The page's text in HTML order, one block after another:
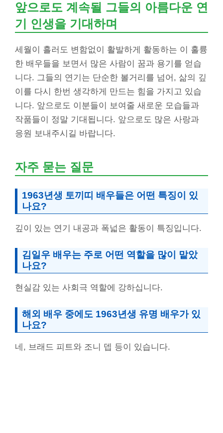
앞으로도 계속될 그들의 아름다운 연
기 인생을 기대하며
세월이 흘러도 변함없이 활발하게 활동하는 이 훌륭
한 배우들을 보면서 많은 사람이 꿈과 용기를 얻습
니다. 그들의 연기는 단순한 볼거리를 넘어, 삶의 깊
이를 다시 한번 생각하게 만드는 힘을 가지고 있습
니다. 앞으로도 이분들이 보여줄 새로운 모습들과
작품들이 정말 기대됩니다. 앞으로도 많은 사랑과
응원 보내주시길 바랍니다.
자주 묻는 질문
1963년생 토끼띠 배우들은 어떤 특징이 있
나요?
깊이 있는 연기 내공과 폭넓은 활동이 특징입니다.
김일우 배우는 주로 어떤 역할을 많이 맡았
나요?
현실감 있는 사회극 역할에 강하십니다.
해외 배우 중에도 1963년생 유명 배우가 있
나요?
네, 브래드 피트와 조니 뎁 등이 있습니다.